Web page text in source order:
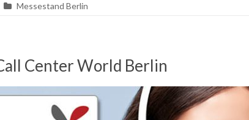
Messestand Berlin
Center World Berlin